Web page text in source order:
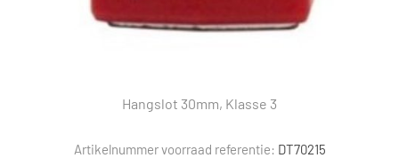
Hangslot 30mm, Klasse 3
Artikelnummer voorraad referentie: DT70215